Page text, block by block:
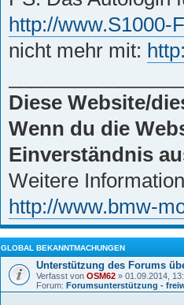
http://www.S1000-
nicht mehr mit:
Diese Website/
Wenn du die
Einverständnis
Weitere
http://www.bmw-
GLOBAL BEKANNTMACHUNGEN
Unterstützung des Forums
Verfasst von OSM62 » 01.09.2014,
Forum: Forumsunterstützung -